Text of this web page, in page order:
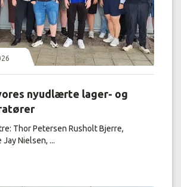
nyudlærte lager- og
Thor Petersen Rusholt Bjerre,
Nielsen, ...